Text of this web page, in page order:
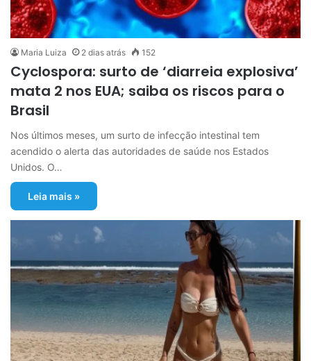
Maria Luiza 2 dias atrás 152
Cyclospora: surto de ‘diarreia explosiva’
mata 2 nos EUA; saiba os riscos para o
Brasil
Nos últimos meses, um surto de infecção intestinal tem
acendido o alerta das autoridades de saúde nos Estados
Unidos. O…
Leia mais »